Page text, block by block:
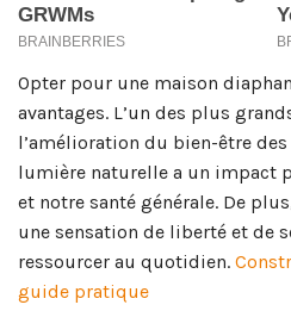
Opter pour une maison
avantages. L’un des plus
l’amélioration du bien-être
lumière naturelle a un impact
et notre santé générale. De
une sensation de liberté et de
ressourcer au quotidien.
guide pratique